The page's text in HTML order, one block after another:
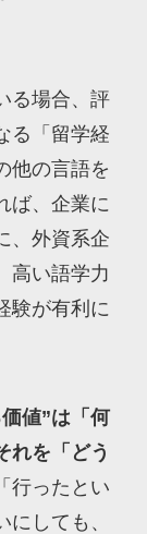
る場合、評
る「留学経
他の言語を
ば、企業に
、外資系企
高い語学力
験が有利に
値”は「何
れを「どう
行ったとい
しても、